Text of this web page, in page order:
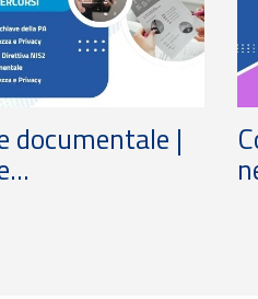
documentale |